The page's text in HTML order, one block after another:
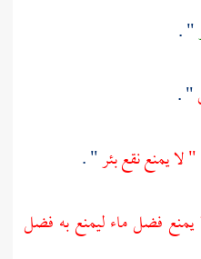
" .
" .
لا يمنع نقع بئر" .
يمنع فضل ماء ليمنع به فضل